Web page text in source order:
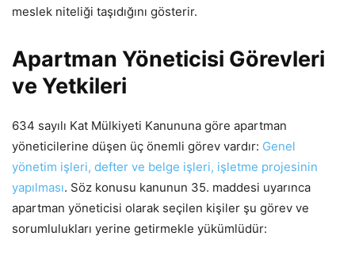
meslek niteliği taşıdığını gösterir.
Apartman Yöneticisi Görevleri
ve Yetkileri
634 sayılı Kat Mülkiyeti Kanununa göre apartman
yöneticilerine düşen üç önemli görev vardır: Genel
yönetim işleri, defter ve belge işleri, işletme projesinin
yapılması. Söz konusu kanunun 35. maddesi uyarınca
apartman yöneticisi olarak seçilen kişiler şu görev ve
sorumlulukları yerine getirmekle yükümlüdür: